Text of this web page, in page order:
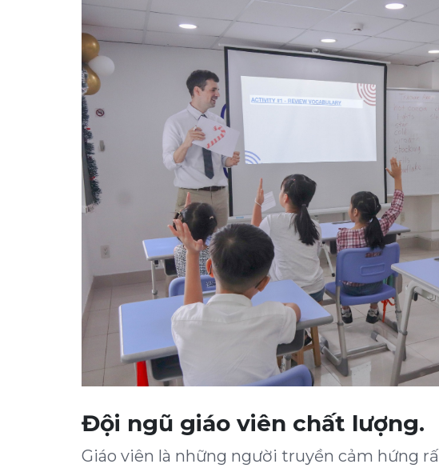
Đội ngũ giáo viên chất lượng.
Giáo viên là những người truyền cảm hứng